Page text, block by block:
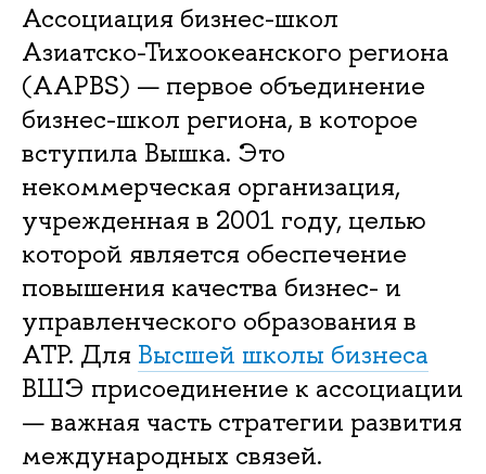
Ассоциация бизнес-школ
Азиатско-Тихоокеанского региона
(AAPBS) — первое объединение
бизнес-школ региона, в которое
вступила Вышка. Это
некоммерческая организация,
учрежденная в 2001 году, целью
которой является обеспечение
повышения качества бизнес- и
управленческого образования в
АТР. Для Высшей школы бизнеса
ВШЭ присоединение к ассоциации
— важная часть стратегии развития
международных связей.